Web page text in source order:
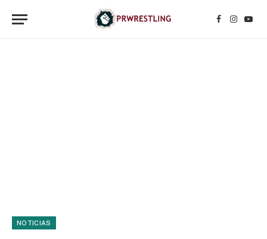
Facebook
NOTICIAS